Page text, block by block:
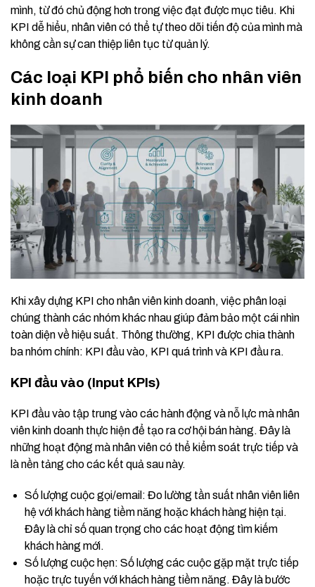
mình, từ đó chủ động hơn trong việc đạt được mục tiêu. Khi
KPI dễ hiểu, nhân viên có thể tự theo dõi tiến độ của mình mà
không cần sự can thiệp liên tục từ quản lý.
Các loại KPI phổ biến cho nhân viên
kinh doanh
Khi xây dựng KPI cho nhân viên kinh doanh, việc phân loại
chúng thành các nhóm khác nhau giúp đảm bảo một cái nhìn
toàn diện về hiệu suất. Thông thường, KPI được chia thành
ba nhóm chính: KPI đầu vào, KPI quá trình và KPI đầu ra.
KPI đầu vào (Input KPIs)
KPI đầu vào tập trung vào các hành động và nỗ lực mà nhân
viên kinh doanh thực hiện để tạo ra cơ hội bán hàng. Đây là
những hoạt động mà nhân viên có thể kiểm soát trực tiếp và
là nền tảng cho các kết quả sau này.
Số lượng cuộc gọi/email: Đo lường tần suất nhân viên liên
hệ với khách hàng tiềm năng hoặc khách hàng hiện tại.
Đây là chỉ số quan trọng cho các hoạt động tìm kiếm
khách hàng mới.
Số lượng cuộc hẹn: Số lượng các cuộc gặp mặt trực tiếp
hoặc trực tuyến với khách hàng tiềm năng. Đây là bước